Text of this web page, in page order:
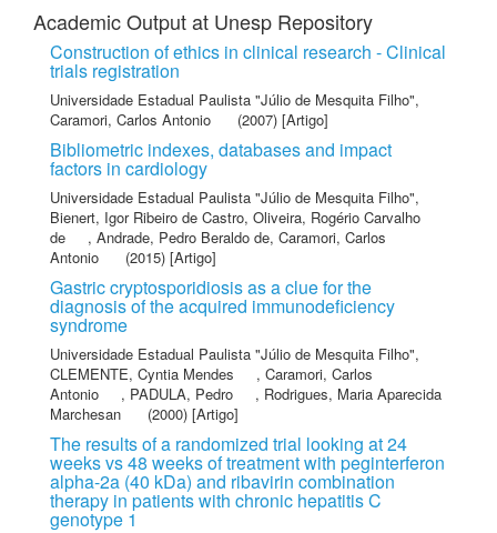
Academic Output at Unesp Repository
Construction of ethics in clinical research - Clinical
trials registration
Universidade Estadual Paulista "Júlio de Mesquita Filho",
Caramori, Carlos Antonio
(2007) [Artigo]
Bibliometric indexes, databases and impact
factors in cardiology
Universidade Estadual Paulista "Júlio de Mesquita Filho",
Bienert, Igor Ribeiro de Castro, Oliveira, Rogério Carvalho
de
, Andrade, Pedro Beraldo de, Caramori, Carlos
Antonio
(2015) [Artigo]
Gastric cryptosporidiosis as a clue for the
diagnosis of the acquired immunodeficiency
syndrome
Universidade Estadual Paulista "Júlio de Mesquita Filho",
CLEMENTE, Cyntia Mendes
, Caramori, Carlos
Antonio
, PADULA, Pedro , Rodrigues, Maria Aparecida
Marchesan
(2000) [Artigo]
The results of a randomized trial looking at 24
weeks vs 48 weeks of treatment with peginterferon
alpha-2a (40 kDa) and ribavirin combination
therapy in patients with chronic hepatitis C
genotype 1